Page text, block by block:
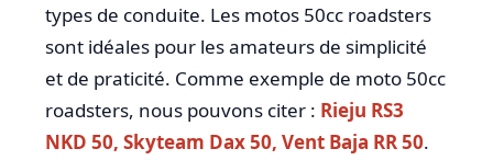
types de conduite. Les motos 50cc roadsters
sont idéales pour les amateurs de simplicité
et de praticité. Comme exemple de moto 50cc
roadsters, nous pouvons citer : Rieju RS3
NKD 50, Skyteam Dax 50, Vent Baja RR 50.